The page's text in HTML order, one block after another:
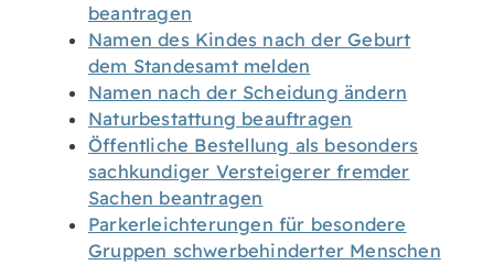
beantragen
Namen des Kindes nach der Geburt
dem Standesamt melden
Namen nach der Scheidung ändern
Naturbestattung beauftragen
Öffentliche Bestellung als besonders
sachkundiger Versteigerer fremder
Sachen beantragen
Parkerleichterungen für besondere
Gruppen schwerbehinderter Menschen